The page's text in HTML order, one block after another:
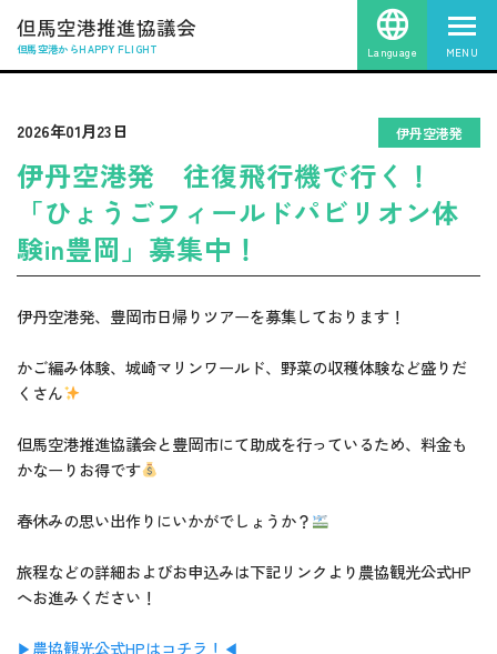
但馬空港推進協議会
但馬空港からHAPPY FLIGHT Language MENU
2026年01月23日 伊丹空港発
伊丹空港発 往復飛行機で行く！
「ひょうごフィールドパビリオン体
験in豊岡」募集中！
伊丹空港発、豊岡市日帰りツアーを募集しております！
かご編み体験、城崎マリンワールド、野菜の収穫体験など盛りだ
くさん
但馬空港推進協議会と豊岡市にて助成を行っているため、料金も
かなーりお得です
春休みの思い出作りにいかがでしょうか？
旅程などの詳細およびお申込みは下記リンクより農協観光公式HP
へお進みください！
▶農協観光公式HPはコチラ！◀